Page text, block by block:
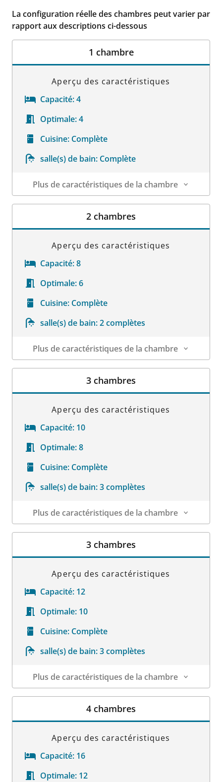
La configuration réelle des chambres peut varier par
rapport aux descriptions ci-dessous
1 chambre
Aperçu des caractéristiques
Capacité:4
Optimale:4
Cuisine: Complète
salle(s) de bain: Complète
Plus de caractéristiques de la chambre
Détails sur la chambre
2 chambres
Aperçu des caractéristiques
Capacité:8
Optimale:6
Cuisine: Complète
salle(s) de bain:2 complètes
Plus de caractéristiques de la chambre
Détails sur la chambre
3 chambres
Aperçu des caractéristiques
Capacité: 10
Optimale:8
Cuisine: Complète
salle(s) de bain:3 complètes
Plus de caractéristiques de la chambre
Détails sur la chambre
3 chambres
Aperçu des caractéristiques
Capacité: 12
Optimale: 10
Cuisine: Complète
salle(s) de bain:3 complètes
Plus de caractéristiques de la chambre
Détails sur la chambre
4 chambres
Aperçu des caractéristiques
Capacité: 16
Optimale: 12